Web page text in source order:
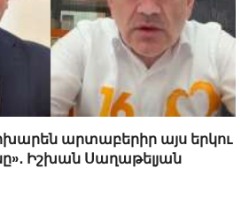
արտաբերիր այս երկու
Իշխան Սաղաթելյան